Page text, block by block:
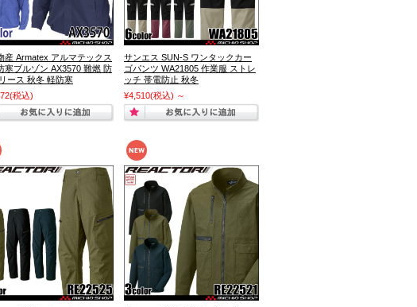
産 Armatex アルマテックス
寒ブルゾン AX3570 難燃 防
ース 秋冬 軽防寒
(税込)
サンエス SUN-S ワンタックカー
ゴパンツ WA21805 作業服 ストレ
ッチ 帯電防止 秋冬
¥4,510(税込) ～